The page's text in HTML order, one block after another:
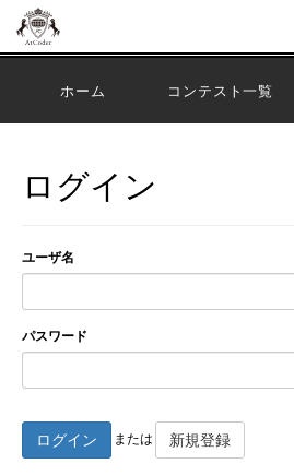
ホーム コンテスト一覧
ログイン
ユーザ名
パスワード
ログイン または 新規登録